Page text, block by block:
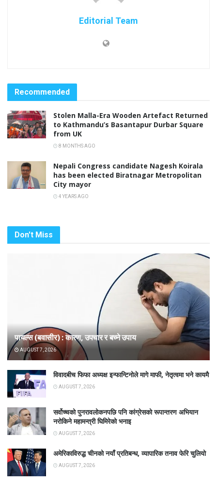
Editorial Team
Recommended
Stolen Malla-Era Wooden Artefact Returned
to Kathmandu’s Basantapur Durbar Square
from UK
8 MONTHS AGO
Nepali Congress candidate Nagesh Koirala
has been elected Biratnagar Metropolitan
City mayor
4 YEARS AGO
Don't Miss
पायल्स (बवासीर) : कारण, उपचार र बच्ने उपाय
AUGUST 7, 2026
विवादबीच फिफा अध्यक्ष इन्फान्टिनोले मागे माफी, नेतृत्वमा भने कायमै
AUGUST 7, 2026
सर्वोच्चको पुनरावलोकनपछि पनि कांग्रेसको रूपान्तरण अभियान
नरोकिने महामन्त्री घिमिरेको भनाइ
AUGUST 7, 2026
अमेरिकाविरुद्ध चीनको नयाँ प्रतिबन्ध, व्यापारिक तनाव फेरि चुलियो
AUGUST 7, 2026